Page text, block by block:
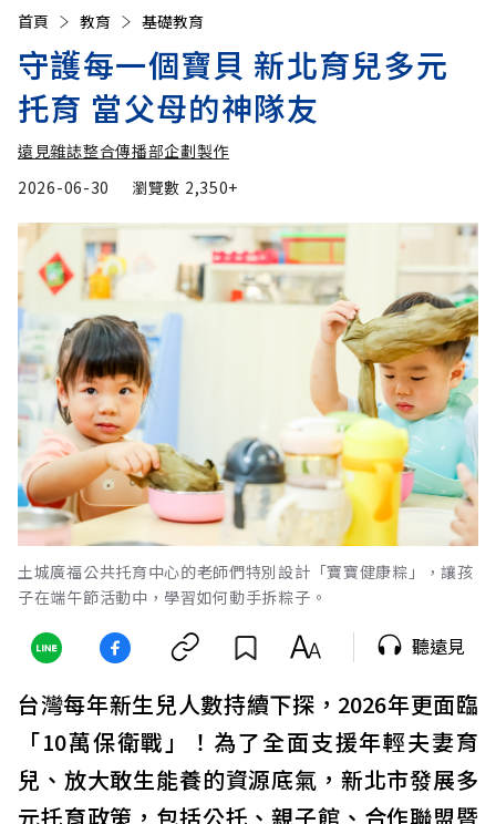
首頁 教育 基礎教育
守護每一個寶貝 新北育兒多元
托育 當父母的神隊友
遠見雜誌整合傳播部企劃製作
2026-06-30
瀏覽數 2,350+
土城廣福公共托育中心的老師們特別設計「寶寶健康粽」，讓孩
子在端午節活動中，學習如何動手拆粽子。
聽遠見
台灣每年新生兒人數持續下探，2026年更面臨
「10萬保衛戰」！為了全面支援年輕夫妻育
兒、放大敢生能養的資源底氣，新北市發展多
元托育政策，包括公托、親子館、合作聯盟暨